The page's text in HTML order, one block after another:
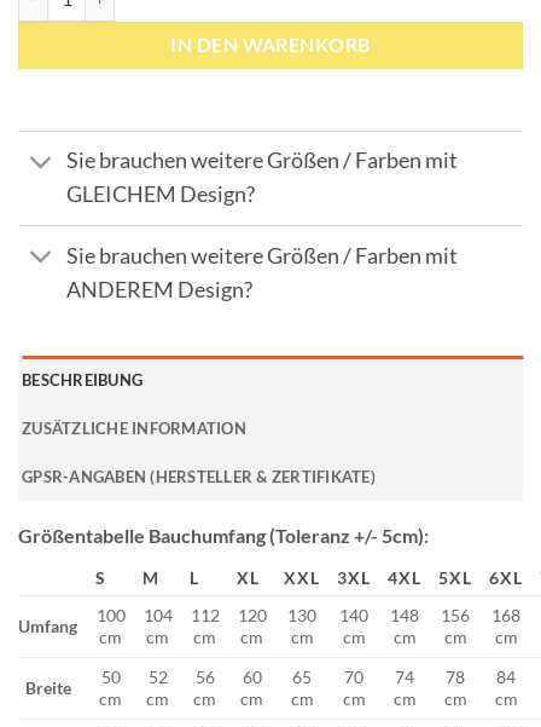
IN DEN WARENKORB
Sie brauchen weitere Größen / Farben mit
GLEICHEM Design?
Sie brauchen weitere Größen / Farben mit
ANDEREM Design?
BESCHREIBUNG
ZUSÄTZLICHE INFORMATION
GPSR-ANGABEN (HERSTELLER & ZERTIFIKATE)
Größentabelle Bauchumfang (Toleranz +/- 5cm):
S M L XL XXL 3XL 4XL 5XL 6XL
Umfang
100
cm
104
cm
112
cm
120
cm
130
cm
140
cm
148
cm
156
cm
168
cm
Breite
50
cm
52
cm
56
cm
60
cm
65
cm
70
cm
74
cm
78
cm
84
cm